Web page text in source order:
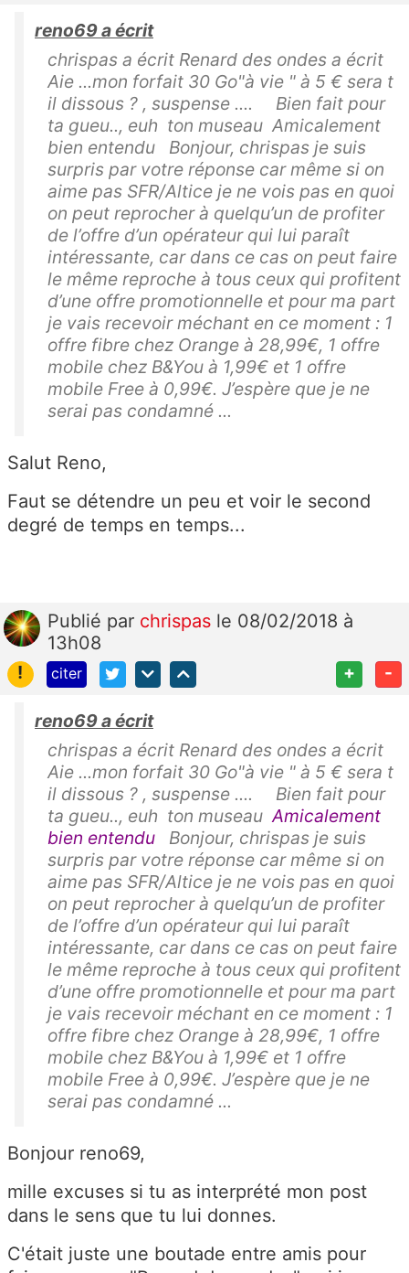
reno69 a écrit
chrispas a écrit Renard des ondes a écrit
Aie ...mon forfait 30 Go"à vie " à 5 € sera t
il dissous ? , suspense .... Bien fait pour
ta gueu.., euh ton museau Amicalement
bien entendu Bonjour, chrispas je suis
surpris par votre réponse car même si on
aime pas SFR/Altice je ne vois pas en quoi
on peut reprocher à quelqu’un de profiter
de l’offre d’un opérateur qui lui paraît
intéressante, car dans ce cas on peut faire
le même reproche à tous ceux qui profitent
d’une offre promotionnelle et pour ma part
je vais recevoir méchant en ce moment : 1
offre fibre chez Orange à 28,99€, 1 offre
mobile chez B&You à 1,99€ et 1 offre
mobile Free à 0,99€. J’espère que je ne
serai pas condamné ...
Salut Reno,
Faut se détendre un peu et voir le second
degré de temps en temps...
Publié par chrispas le 08/02/2018 à
13h08
!
citer + -
reno69 a écrit
chrispas a écrit Renard des ondes a écrit
Aie ...mon forfait 30 Go"à vie " à 5 € sera t
il dissous ? , suspense .... Bien fait pour
ta gueu.., euh ton museauAmicalement
bien entendu Bonjour, chrispas je suis
surpris par votre réponse car même si on
aime pas SFR/Altice je ne vois pas en quoi
on peut reprocher à quelqu’un de profiter
de l’offre d’un opérateur qui lui paraît
intéressante, car dans ce cas on peut faire
le même reproche à tous ceux qui profitent
d’une offre promotionnelle et pour ma part
je vais recevoir méchant en ce moment : 1
offre fibre chez Orange à 28,99€, 1 offre
mobile chez B&You à 1,99€ et 1 offre
mobile Free à 0,99€. J’espère que je ne
serai pas condamné ...
Bonjour reno69,
mille excuses si tu as interprété mon post
dans le sens que tu lui donnes.
C'était juste une boutade entre amis pour